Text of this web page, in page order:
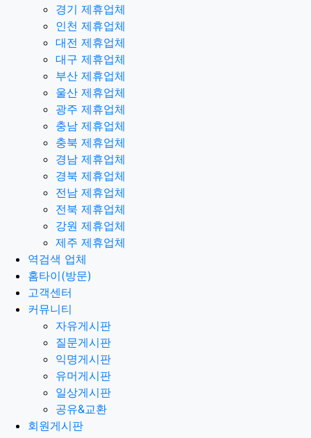
경기 제휴업체
인천 제휴업체
대전 제휴업체
대구 제휴업체
부산 제휴업체
울산 제휴업체
광주 제휴업체
충남 제휴업체
충북 제휴업체
경남 제휴업체
경북 제휴업체
전남 제휴업체
전북 제휴업체
강원 제휴업체
제주 제휴업체
역검색 업체
홈타이(방문)
고객센터
커뮤니티
자유게시판
질문게시판
익명게시판
유머게시판
일상게시판
공유&교환
회원게시판